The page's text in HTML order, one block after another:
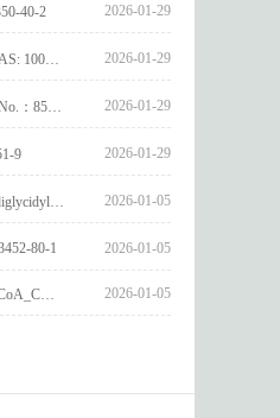
40-2 2026-01-29
2026-01-29
2026-01-29
9 2026-01-29
2026-01-05
80-1 2026-01-05
2026-01-05